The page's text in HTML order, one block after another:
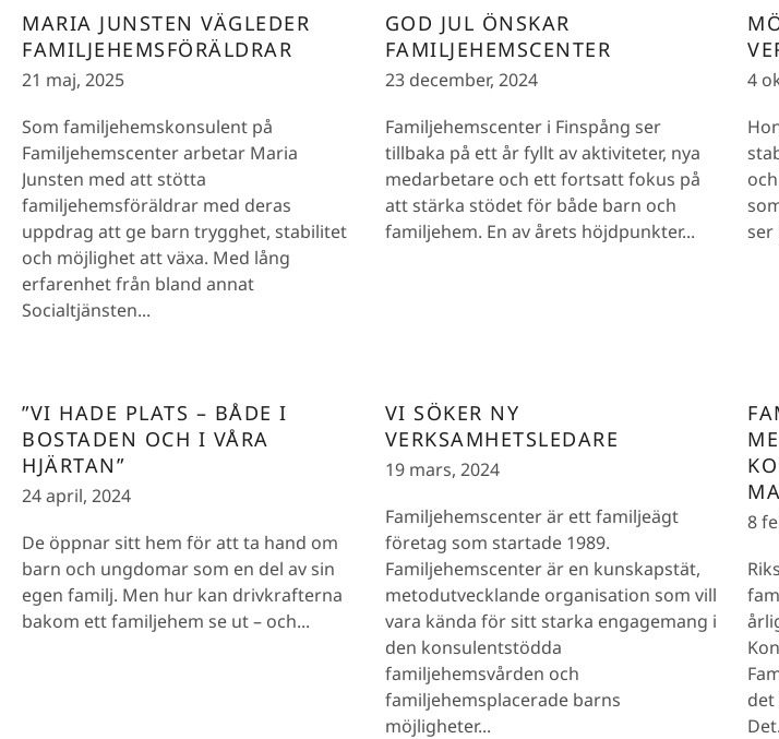
MARIA JUNSTEN VÄGLEDER
FAMILJEHEMSFÖRÄLDRAR
21 maj, 2025
Som familjehemskonsulent på
Familjehemscenter arbetar Maria
Junsten med att stötta
familjehemsföräldrar med deras
uppdrag att ge barn trygghet, stabilitet
och möjlighet att växa. Med lång
erfarenhet från bland annat
Socialtjänsten...
GOD JUL ÖNSKAR
FAMILJEHEMSCENTER
23 december, 2024
Familjehemscenter i Finspång ser
tillbaka på ett år fyllt av aktiviteter, nya
medarbetare och ett fortsatt fokus på
att stärka stödet för både barn och
familjehem. En av årets höjdpunkter...
4
ser
”VI HADE PLATS – BÅDE I
BOSTADEN OCH I VÅRA
HJÄRTAN”
24 april, 2024
De öppnar sitt hem för att ta hand om
barn och ungdomar som en del av sin
egen familj. Men hur kan drivkrafterna
bakom ett familjehem se ut – och...
VI SÖKER NY
VERKSAMHETSLEDARE
19 mars, 2024
Familjehemscenter är ett familjeägt
företag som startade 1989.
Familjehemscenter är en kunskapstät,
metodutvecklande organisation som vill
vara kända för sitt starka engagemang i
den konsulentstödda
familjehemsvården och
familjehemsplacerade barns
möjligheter...
8
det